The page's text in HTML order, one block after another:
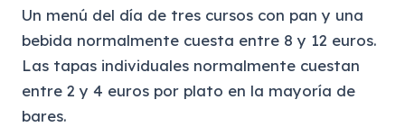
Un menú del día de tres cursos con pan y una
bebida normalmente cuesta entre 8 y 12 euros.
Las tapas individuales normalmente cuestan
entre 2 y 4 euros por plato en la mayoría de
bares.